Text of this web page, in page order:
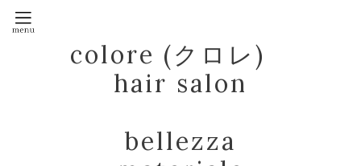
colore (クロレ)
hair salon
bellezza